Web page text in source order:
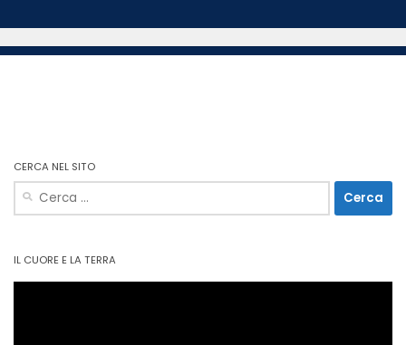
CERCA NEL SITO
Ricerca
per:
IL CUORE E LA TERRA